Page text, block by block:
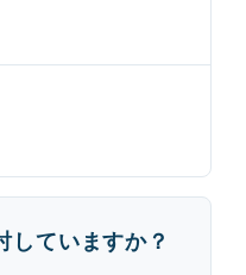
していますか？